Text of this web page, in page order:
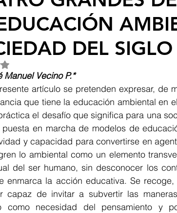
DEL
NaN de 5 estrellas.
Manuel Vecino P.*
que tiene la educación ambiental en
el desafío que significa para una
en marcha de modelos de
y capacidad para convertirse en
lo ambiental como un elemento
del ser humano, sin desconocer los
enmarca la acción educativa. Se
capaz de invitar a subvertir las
como necesidad del pensamiento y